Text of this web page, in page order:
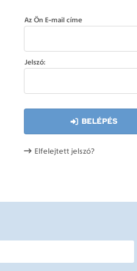
Az Ön E-mail címe
Jelszó:
BELÉPÉS
Elfelejtett jelszó?